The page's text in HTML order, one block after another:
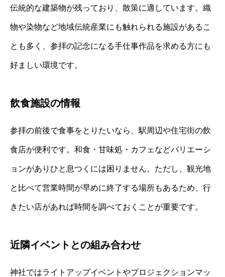
伝統的な建築物が残っており、散策に適しています。織
物や染物など地域伝統産業にも触れられる施設があるこ
とも多く、参拝の記念になる手仕事作品を求める方にも
好ましい環境です。
飲食施設の情報
参拝の前後で食事をとりたいなら、駅周辺や住宅街の飲
食店が便利です。和食・甘味処・カフェなどバリエーシ
ョンがありひと息つくには困りません。ただし、観光地
と比べて営業時間が早めに終了する場所もあるため、行
きたい店があれば時間を調べておくことが重要です。
近隣イベントとの組み合わせ
神社ではライトアップイベントやプロジェクションマッ